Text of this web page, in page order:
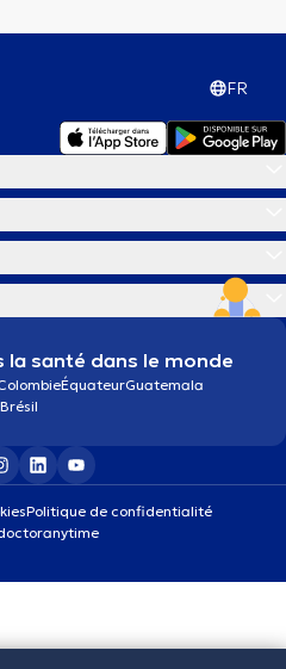
FR
la santé dans le monde
ÉquateurGuatemala
Brésil
Politique de confidentialité